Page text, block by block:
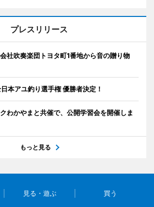
プレスリリース
社吹奏楽団トヨタ町1番地から音の贈り物
本アユ釣り選手権 優勝者決定！
わかやまと共催で、公開学習会を開催しま
もっと見る
見る・遊ぶ 買う